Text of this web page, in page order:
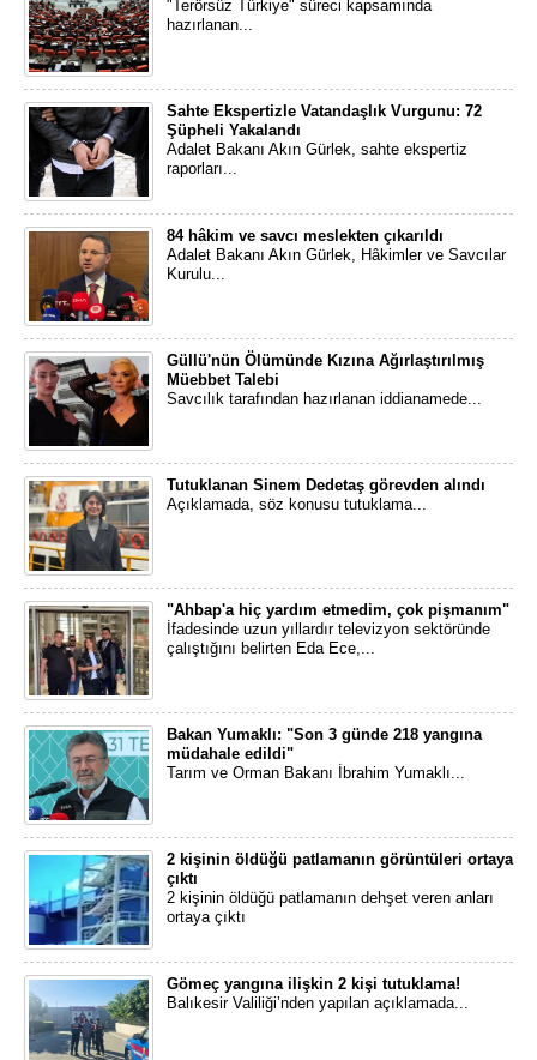
"Terörsüz Türkiye" süreci kapsamında
hazırlanan...
Sahte Ekspertizle Vatandaşlık Vurgunu: 72
Şüpheli Yakalandı
Adalet Bakanı Akın Gürlek, sahte ekspertiz
raporları...
84 hâkim ve savcı meslekten çıkarıldı
Adalet Bakanı Akın Gürlek, Hâkimler ve Savcılar
Kurulu...
Güllü'nün Ölümünde Kızına Ağırlaştırılmış
Müebbet Talebi
Savcılık tarafından hazırlanan iddianamede...
Tutuklanan Sinem Dedetaş görevden alındı
Açıklamada, söz konusu tutuklama...
"Ahbap'a hiç yardım etmedim, çok pişmanım"
İfadesinde uzun yıllardır televizyon sektöründe
çalıştığını belirten Eda Ece,...
Bakan Yumaklı: "Son 3 günde 218 yangına
müdahale edildi"
Tarım ve Orman Bakanı İbrahim Yumaklı...
2 kişinin öldüğü patlamanın görüntüleri ortaya
çıktı
2 kişinin öldüğü patlamanın dehşet veren anları
ortaya çıktı
Gömeç yangına ilişkin 2 kişi tutuklama!
Balıkesir Valiliği’nden yapılan açıklamada...